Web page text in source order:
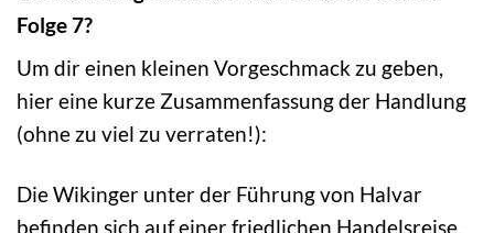
Folge 7?
Um dir einen kleinen Vorgeschmack zu geben,
hier eine kurze Zusammenfassung der Handlung
(ohne zu viel zu verraten!):
Die Wikinger unter der Führung von Halvar
befinden sich auf einer friedlichen Handelsreise,